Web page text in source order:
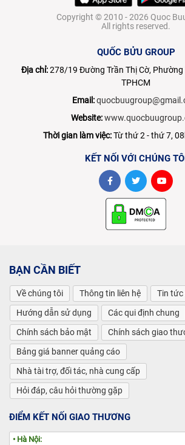
Copyright © 2010 - 2026 Quoc
All rights reserved.
QUỐC BỬU GROUP
Địa chỉ:278/19 Đường Trần Thị Cờ, Phường
TPHCM
Email:
Website:
Thời gian làm việc:Từ thứ 2 - thứ 7,
KẾT NỐI VỚI CHÚNG
BẠN CẦN BIẾT
Về chúng tôi Thông tin liên hệ
Tin tức
Hướng dẫn sử dụng
Các qui định chung
Chính sách bảo mật
Chính sách giao
Bảng giá banner quảng cáo
Nhà tài trợ, đối tác, nhà cung cấp
Hỏi đáp, câu hỏi thường gặp
ĐIỂM KẾT NỐI GIAO THƯƠNG
• Hà Nội: